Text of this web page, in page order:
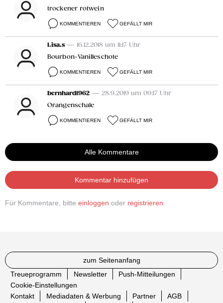
trockener rotwein
KOMMENTIEREN GEFÄLLT MIR
l.isa.s — 16.12.2018 um 11:17 Uhr
Bourbon-Vanilleschote
KOMMENTIEREN GEFÄLLT MIR
bernhard1962 — 28.9.2019 um 09:17 Uhr
Orangenschale
KOMMENTIEREN GEFÄLLT MIR
Alle Kommentare
Kommentar hinzufügen
Für Kommentare, bitte einloggen oder registrieren
zum Seitenanfang
Treueprogramm
Newsletter
Push-Mitteilungen
Cookie-Einstellungen
Kontakt
Mediadaten & Werbung Partner
AGB